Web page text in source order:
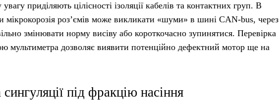
приділяють цілісності ізоляції кабелів та контактних груп. В
мікрокорозія роз’ємів може викликати «шуми» в шині CAN-bus, через
змінювати норму висіву або короткочасно зупинятися. Перевірка
мультиметра дозволяє виявити потенційно дефектний мотор ще на
під фракцію насіння